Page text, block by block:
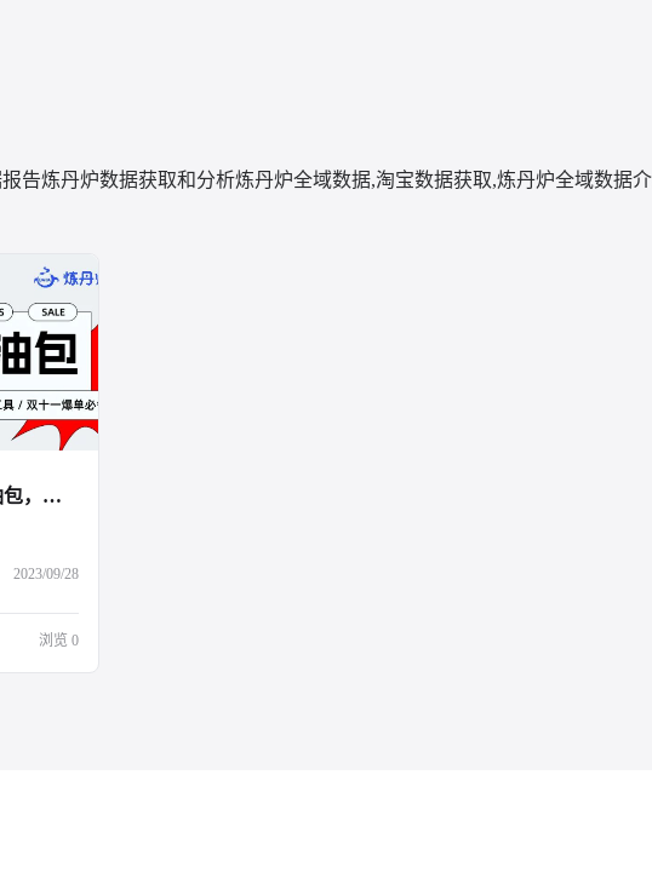
告炼丹炉数据获取和分析炼丹炉全域数据,淘宝数据获取,炼丹炉全域数据
免费领！双11冲刺最强加油包，运营表格、行业报告、面试资料全都有！
2023/09/28
浏览 0